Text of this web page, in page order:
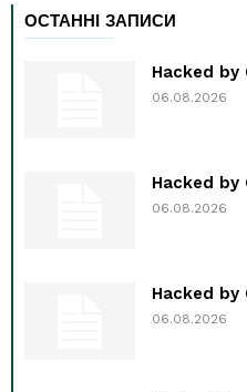
ОСТАННІ ЗАПИСИ
Hacked by
06.08.2026
Hacked by
06.08.2026
Hacked by
06.08.2026